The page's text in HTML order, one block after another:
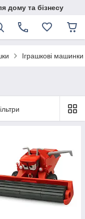
дому та бізнесу
Іграшкові машинки